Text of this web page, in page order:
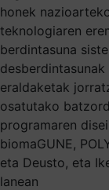
honek
teknologiaren
berdintasuna
eraldaketak
osatutako
programaren
biomaGUNE,
eta Deusto, eta
lanean